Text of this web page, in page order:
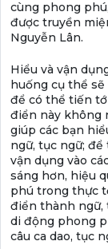
cùng phong
được truyền
Nguyễn Lân.
Hiểu và vận
huống cụ thể
để có thể tiến
điển này không
giúp các bạn
ngữ, tục ngữ;
vận dụng vào
sáng hơn, hiệu
phú trong thực
điển thành ngữ,
di động phong
câu ca dao, tục